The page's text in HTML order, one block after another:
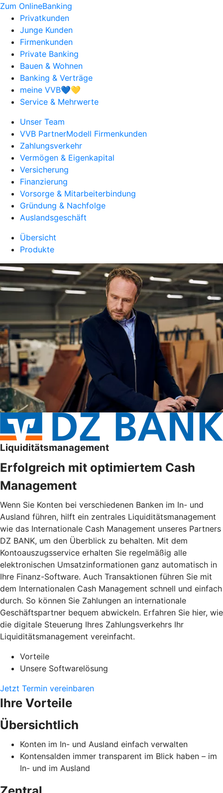
Zum OnlineBanking
Privatkunden
Junge Kunden
Firmenkunden
Private Banking
Bauen & Wohnen
Banking & Verträge
meine VVB💙💛
Service & Mehrwerte
Unser Team
VVB PartnerModell Firmenkunden
Zahlungsverkehr
Vermögen & Eigenkapital
Versicherung
Finanzierung
Vorsorge & Mitarbeiterbindung
Gründung & Nachfolge
Auslandsgeschäft
Übersicht
Produkte
Liquiditätsmanagement
Erfolgreich mit optimiertem Cash
Management
Wenn Sie Konten bei verschiedenen Banken im In- und
Ausland führen, hilft ein zentrales Liquiditätsmanagement
wie das Internationale Cash Management unseres Partners
DZ BANK, um den Überblick zu behalten. Mit dem
Kontoauszugsservice erhalten Sie regelmäßig alle
elektronischen Umsatzinformationen ganz automatisch in
Ihre Finanz-Software. Auch Transaktionen führen Sie mit
dem Internationalen Cash Management schnell und einfach
durch. So können Sie Zahlungen an internationale
Geschäftspartner bequem abwickeln. Erfahren Sie hier, wie
die digitale Steuerung Ihres Zahlungsverkehrs Ihr
Liquiditätsmanagement vereinfacht.
Vorteile
Unsere Softwarelösung
Jetzt Termin vereinbaren
Ihre Vorteile
Übersichtlich
Konten im In- und Ausland einfach verwalten
Kontensalden immer transparent im Blick haben – im
In- und im Ausland